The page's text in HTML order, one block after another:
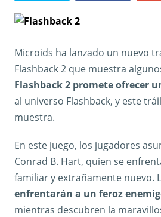
Microids ha lanzado un nuevo
Flashback 2 que muestra
Flashback 2 promete ofrecer
al universo Flashback, y este
muestra.
En este juego, los jugadores
Conrad B. Hart, quien se
familiar y extrañamente nuevo.
enfrentarán a un feroz
mientras descubren la